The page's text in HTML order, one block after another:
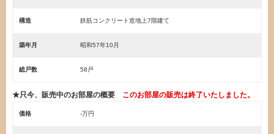
構造 鉄筋コンクリート造地上7階建て
築年月 昭和57年10月
総戸数 58戸
★只今、販売中のお部屋の概要 このお部屋の販売は終了いたしました。
価格 -万円